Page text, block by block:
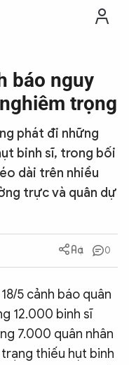
báo nguy
trọng
phát đi những
binh sĩ, trong bối
dài trên nhiều
trực và quân dự
0
5 cảnh báo quân
12.000 binh sĩ
7.000 quân nhân
trạng thiếu hụt binh